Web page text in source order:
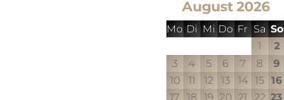
August 2026
Mo Di Mi Do Fr Sa So
1
2
3
4 5 6 7 8
9
10
11 12 13 14 15 16
17
18 19 20 21 22 23